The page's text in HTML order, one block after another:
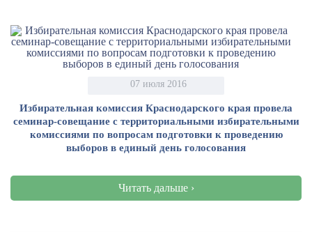
07 июля 2016
Избирательная комиссия Краснодарского края провела
семинар-совещание с территориальными избирательными
комиссиями по вопросам подготовки к проведению
выборов в единый день голосования
Читать дальше ›